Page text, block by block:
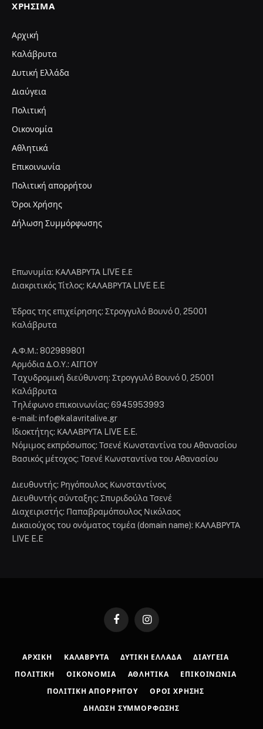
ΧΡΉΣΙΜΑ
Αρχική
Καλάβρυτα
Δυτική Ελλάδα
Διαύγεια
Πολιτική
Οικονομία
Αθλητικά
Επικοινωνία
Πολιτική απορρήτου
Όροι Χρήσης
Δήλωση Συμμόρφωσης
Επωνυμία: ΚΑΛΑΒΡΥΤΑ LIVE Ε.Ε
Διακριτικός Τίτλος: ΚΑΛΑΒΡΥΤΑ LIVE E.E
Έδρας της επιχείρησης: Στρογγυλό Βουνό 0, 25001
Καλάβρυτα
Α.Φ.Μ.: 802989801
Αρμόδια Δ.Ο.Υ.: ΑΙΓΙΟΥ
Tαχυδρομική διεύθυνση: Στρογγυλό Βουνό 0, 25001
Καλάβρυτα
Tηλέφωνο επικοινωνίας: 6945953993
e-mail: info@kalavritalive.gr
Iδιοκτήτης: ΚΑΛΑΒΡΥΤΑ LIVE E.E.
Νόμιμος εκπρόσωπος: Τσενέ Κωνσταντίνα του Αθανασίου
Βασικός μέτοχος: Τσενέ Κωνσταντίνα του Αθανασίου
Διευθυντής: Ρηγόπουλος Κωνσταντίνος
Διευθυντής σύνταξης: Σπυριδούλα Τσενέ
Διαχειριστής: Παπαβραμόπουλος Νικόλαος
Δικαιούχος του ονόματος τομέα (domain name): ΚΑΛΑΒΡΥΤΑ
LIVE E.E
FacebookInstagram
ΑΡΧΙΚΉ ΚΑΛΆΒΡΥΤΑ ΔΥΤΙΚΉ ΕΛΛΆΔΑ ΔΙΑΎΓΕΙΑ
ΠΟΛΙΤΙΚΉ ΟΙΚΟΝΟΜΊΑ ΑΘΛΗΤΙΚΆ ΕΠΙΚΟΙΝΩΝΊΑ
ΠΟΛΙΤΙΚΉ ΑΠΟΡΡΉΤΟΥ ΌΡΟΙ ΧΡΉΣΗΣ
ΔΉΛΩΣΗ ΣΥΜΜΌΡΦΩΣΗΣ